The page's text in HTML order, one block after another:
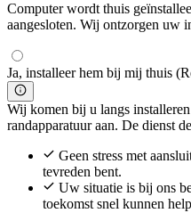
Computer wordt thuis
aangesloten. Wij ontzorgen uw
Ja, installeer hem bij mij thuis
Wij komen bij u langs
randapparatuur aan. De dienst
Geen stress met
tevreden bent.
Uw situatie is bij ons
toekomst snel kunnen